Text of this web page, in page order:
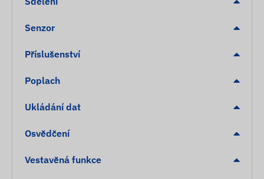
Senzor
Příslušenství
Poplach
Ukládání dat
Osvědčení
Vestavěná funkce